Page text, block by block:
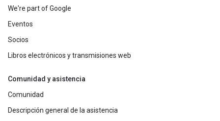
We're part of Google
Eventos
Socios
Libros electrónicos y transmisiones web
Comunidad y asistencia
Comunidad
Descripción general de la asistencia